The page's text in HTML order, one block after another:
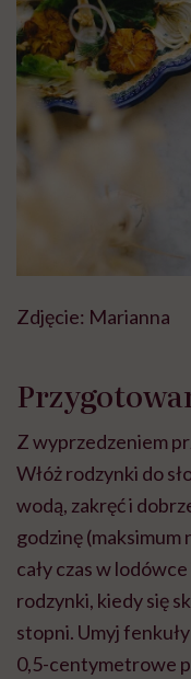
Zdjęcie: Marianna
Z wyprzedzeniem
Włóż rodzynki do
wodą, zakręć i
godzinę (maksimum
cały czas w
rodzynki, kiedy się
stopni. Umyj
0,5-centymetrowe